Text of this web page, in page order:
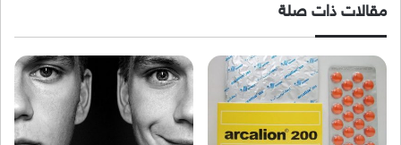
مقالات ذات صلة